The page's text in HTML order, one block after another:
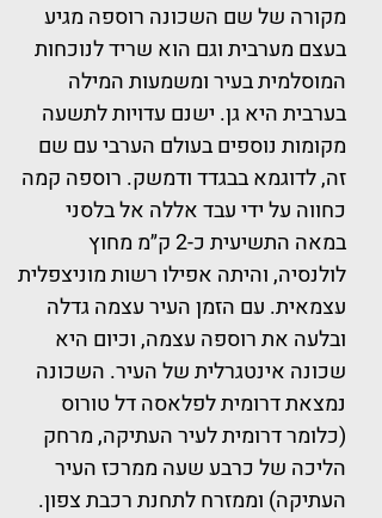
מקורה של שם השכונה רוספה מגיע
בעצם מערבית וגם הוא שריד לנוכחות
המוסלמית בעיר ומשמעות המילה
בערבית היא גן. ישנם עדויות לתשעה
מקומות נוספים בעולם הערבי עם שם
זה, לדוגמא בבגדד ודמשק. רוספה קמה
כחווה על ידי עבד אללה אל בלסני
במאה התשיעית כ-2 ק״מ מחוץ
לולנסיה, והיתה אפילו רשות מוניצפלית
עצמאית. עם הזמן העיר עצמה גדלה
ובלעה את רוספה עצמה, וכיום היא
שכונה אינטגרלית של העיר. השכונה
נמצאת דרומית לפלאסה דל טורוס
(כלומר דרומית לעיר העתיקה, מרחק
הליכה של כרבע שעה ממרכז העיר
העתיקה) וממזרח לתחנת רכבת צפון.